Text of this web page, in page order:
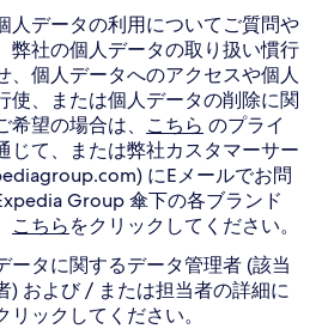
人データの利用についてご質問や
弊社の個人データの取り扱い慣行
、個人データへのアクセスや個人
使、または個人データの削除に関
望の場合は、 こちら のプライ
じて、または弊社カスタマーサー
にEメールでお問
Group 傘下の各ブランド
こちらをクリックしてください。
ータに関するデータ管理者 (該当
) および / または担当者の詳細に
リックしてください。